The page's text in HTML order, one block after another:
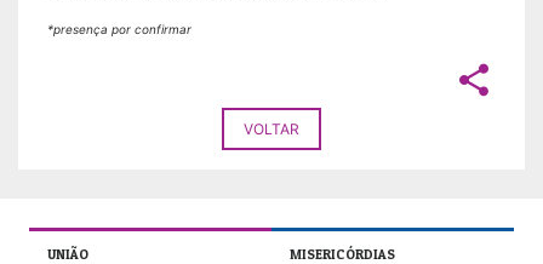
*presença por confirmar
share
VOLTAR
UNIÃO MISERICÓRDIAS